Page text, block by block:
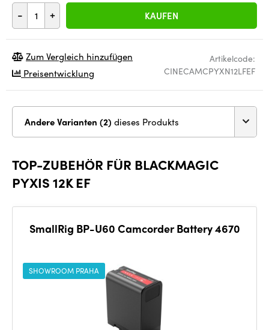
- + KAUFEN
Artikelcode:
CINECAMCPYXN12LFEF
Zum Vergleich hinzufügen
Preisentwicklung
Andere Varianten (2) dieses Produkts
TOP-ZUBEHÖR FÜR BLACKMAGIC
PYXIS 12K EF
SmallRig BP-U60 Camcorder Battery 4670
SHOWROOM PRAHA